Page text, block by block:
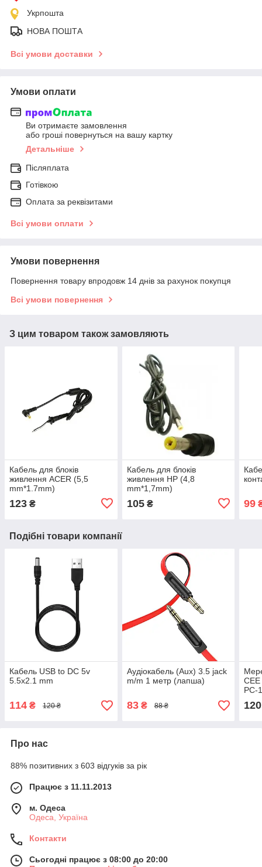
Укрпошта
НОВА ПОШТА
Всі умови доставки
Умови оплати
Ви отримаєте замовлення
або гроші повернуться на вашу картку
Детальніше
Післяплата
Готівкою
Оплата за реквізитами
Всі умови оплати
Умови повернення
Повернення товару впродовж 14 днів за рахунок покупця
Всі умови повернення
З цим товаром також замовляють
Кабель для блоків
живлення ACER (5,5
mm*1.7mm)
123 ₴
Кабель для блоків
живлення HP (4,8
mm*1,7mm)
105₴ 99
Подібні товари компанії
Кабель USB to DC 5v
5.5x2.1 mm
114 ₴ 120 ₴
Аудіокабель (Aux) 3.5 jack
m/m 1 метр (лапша)
83₴ 88 ₴
PC-
120
Про нас
88% позитивних з 603 відгуків за рік
Працює з 11.11.2013
м. Одеса
Одеса, Україна
Контакти
Сьогодні працює з 08:00 до 20:00